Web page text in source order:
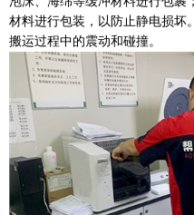
材料进行包装，以防止静电损坏
搬运过程中的震动和碰撞。